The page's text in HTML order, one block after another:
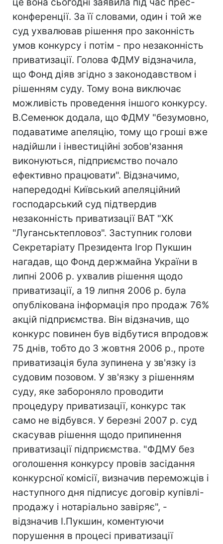
конференції. За її словами, один і той же
суд ухвалював рішення про законність
умов конкурсу і потім - про незаконність
приватизації. Голова ФДМУ відзначила,
що Фонд діяв згідно з законодавством і
рішенням суду. Тому вона виключає
можливість проведення іншого конкурсу.
В.Семенюк додала, що ФДМУ "безумовно,
подаватиме апеляцію, тому що гроші вже
надійшли і інвестиційні зобов'язання
виконуються, підприємство почало
ефективно працювати". Відзначимо,
напередодні Київський апеляційний
господарський суд підтвердив
незаконність приватизації ВАТ "ХК
"Луганськтепловоз". Заступник голови
Секретаріату Президента Ігор Пукшин
нагадав, що Фонд держмайна України в
липні 2006 р. ухвалив рішення щодо
приватизації, а 19 липня 2006 р. була
опублікована інформація про продаж 76%
акцій підприємства. Він відзначив, що
конкурс повинен був відбутися впродовж
75 днів, тобто до 3 жовтня 2006 р., проте
приватизація була зупинена у зв'язку із
судовим позовом. У зв'язку з рішенням
суду, яке забороняло проводити
процедуру приватизації, конкурс так
само не відбувся. У березні 2007 р. суд
скасував рішення щодо припинення
приватизації підприємства. "ФДМУ без
оголошення конкурсу провів засідання
конкурсної комісії, визначив переможців і
наступного дня підписує договір купівлі-
продажу і нотаріально завіряє", -
відзначив І.Пукшин, коментуючи
порушення в процесі приватизації